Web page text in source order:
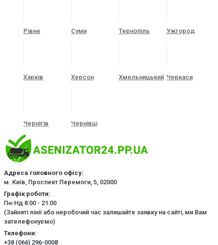
Рівне Суми Тернопіль Ужгород
Харків Херсон Хмельницький Черкаси
Чернігів Чернівці
Адреса головного офісу:
м. Київ, Проспект Перемоги, 5, 02000
Графік роботи:
Пн-Нд 8:00 - 21:00
(Зайняті лінії або неробочий час залишайте заявку на сайті, ми Вам
зателефонуємо)
Телефони:
+38 (066) 296-0008